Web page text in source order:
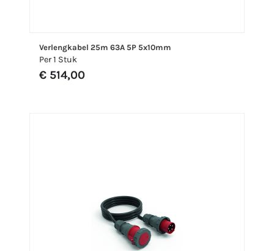
Verlengkabel 25m 63A 5P 5x10mm
Per 1 Stuk
€ 514,00